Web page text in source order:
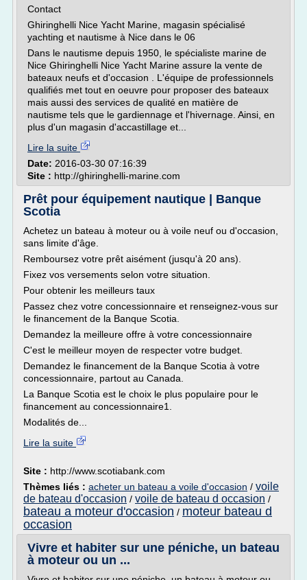
Contact
Ghiringhelli Nice Yacht Marine, magasin spécialisé
yachting et nautisme à Nice dans le 06
Dans le nautisme depuis 1950, le spécialiste marine de
Nice Ghiringhelli Nice Yacht Marine assure la vente de
bateaux neufs et d'occasion . L'équipe de professionnels
qualifiés met tout en oeuvre pour proposer des bateaux
mais aussi des services de qualité en matière de
nautisme tels que le gardiennage et l'hivernage. Ainsi, en
plus d'un magasin d'accastillage et...
Lire la suite
Date: 2016-03-30 07:16:39
Site : http://ghiringhelli-marine.com
Prêt pour équipement nautique | Banque
Scotia
Achetez un bateau à moteur ou à voile neuf ou d'occasion,
sans limite d'âge.
Remboursez votre prêt aisément (jusqu'à 20 ans).
Fixez vos versements selon votre situation.
Pour obtenir les meilleurs taux
Passez chez votre concessionnaire et renseignez-vous sur
le financement de la Banque Scotia.
Demandez la meilleure offre à votre concessionnaire
C'est le meilleur moyen de respecter votre budget.
Demandez le financement de la Banque Scotia à votre
concessionnaire, partout au Canada.
La Banque Scotia est le choix le plus populaire pour le
financement au concessionnaire1.
Modalités de...
Lire la suite
Site : http://www.scotiabank.com
Thèmes liés : acheter un bateau a voile d'occasion / voile
de bateau d'occasion / voile de bateau d occasion /
bateau a moteur d'occasion / moteur bateau d
occasion
Vivre et habiter sur une péniche, un bateau
à moteur ou un ...